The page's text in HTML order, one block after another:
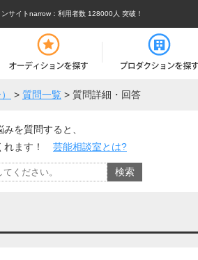
サイトnarrow ：利用者数 128000人 突破！
> 質問一覧 > 質問詳細・回答
を質問すると、
れます！ 芸能相談室とは?